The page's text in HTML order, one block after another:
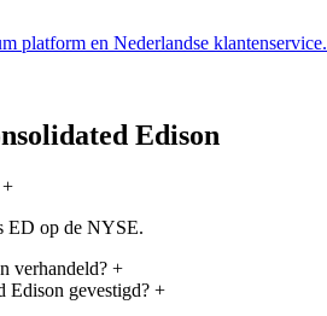
platform en Nederlandse klantenservice.
Edison
+
ED op de NYSE.
verhandeld? +
Edison gevestigd? +